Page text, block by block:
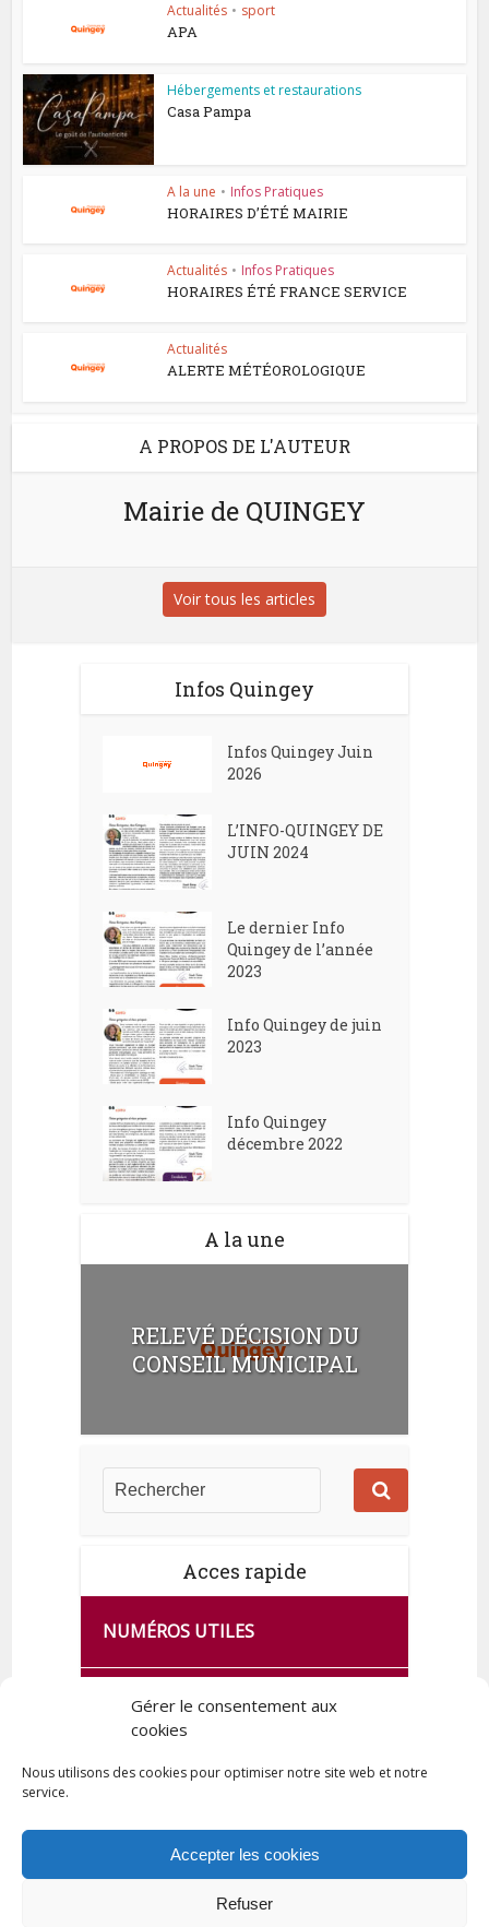
Gérer le consentement aux
cookies
Nous utilisons des cookies pour optimiser notre site web et notre
service.
Accepter les cookies
Refuser
Actualités • sport
APA
Hébergements et restaurations
Casa Pampa
A la une • Infos Pratiques
HORAIRES D’ÉTÉ MAIRIE
Actualités • Infos Pratiques
HORAIRES ÉTÉ FRANCE SERVICE
Actualités
ALERTE MÉTÉOROLOGIQUE
A PROPOS DE L'AUTEUR
Mairie de QUINGEY
Voir tous les articles
Infos Quingey
Infos Quingey Juin
2026
L’INFO-QUINGEY DE
JUIN 2024
Le dernier Info
Quingey de l’année
2023
Info Quingey de juin
2023
Info Quingey
décembre 2022
A la une
RELEVÉ DÉCISION DU
CONSEIL MUNICIPAL
Acces rapide
NUMÉROS UTILES
CA SE PASSE À FRANCE SERVICES
DE QUINGEY
Tous droits réservés © 2023 Commune de Quingey / Création -